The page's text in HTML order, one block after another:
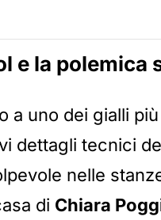
e la polemica
a uno dei gialli
dettagli tecnici
nelle
di Chiara